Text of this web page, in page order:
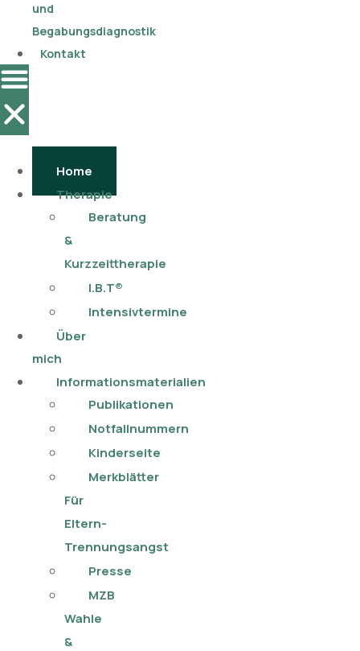
und
Begabungsdiagnostik
Kontakt
Home
Therapie
Beratung
&
Kurzzeittherapie
I.B.T®
Intensivtermine
Über
mich
Informationsmaterialien
Publikationen​
Notfallnummern
Kinderseite
Merkblätter
Für
Eltern-
Trennungsangst
Presse
MZB
Wahle
&